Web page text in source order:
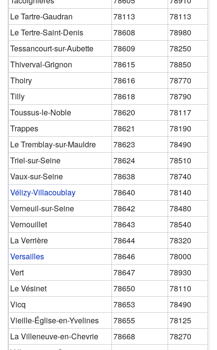
Le Tartre-Gaudran
78113
78113
Le Tertre-Saint-Denis
78608
78980
Tessancourt-sur-Aubette
78609
78250
Thiverval-Grignon
78615
78850
Thoiry
78616
78770
Tilly
78618
78790
Toussus-le-Noble
78620
78117
Trappes
78621
78190
Le Tremblay-sur-Mauldre
78623
78490
Triel-sur-Seine
78624
78510
Vaux-sur-Seine
78638
78740
Vélizy-Villacoublay
78640
78140
Verneuil-sur-Seine
78642
78480
Vernouillet
78643
78540
La Verrière
78644
78320
Versailles
78646
78000
Vert
78647
78930
Le Vésinet
78650
78110
Vicq
78653
78490
Vieille-Église-en-Yvelines
78655
78125
La Villeneuve-en-Chevrie
78668
78270